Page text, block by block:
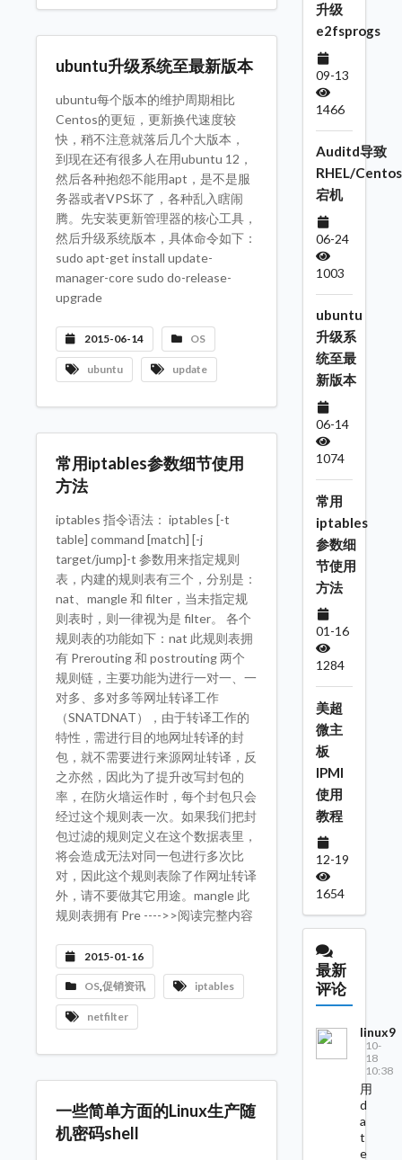
ubuntu升级系统至最新版本
ubuntu每个版本的维护周期相比
Centos的更短，更新换代速度较
快，稍不注意就落后几个大版本，
到现在还有很多人在用ubuntu 12，
然后各种抱怨不能用apt，是不是服
务器或者VPS坏了，各种乱入瞎闹
腾。先安装更新管理器的核心工具，
然后升级系统版本，具体命令如下：
sudo apt-get install update-
manager-core sudo do-release-
upgrade
2015-06-14 OS
ubuntu update
常用iptables参数细节使用
方法
iptables 指令语法： iptables [-t
table] command [match] [-j
target/jump]-t 参数用来指定规则
表，内建的规则表有三个，分别是：
nat、mangle 和 filter，当未指定规
则表时，则一律视为是 filter。 各个
规则表的功能如下：nat 此规则表拥
有 Prerouting 和 postrouting 两个
规则链，主要功能为进行一对一、一
对多、多对多等网址转译工作
（SNATDNAT），由于转译工作的
特性，需进行目的地网址转译的封
包，就不需要进行来源网址转译，反
之亦然，因此为了提升改写封包的
率，在防火墙运作时，每个封包只会
经过这个规则表一次。如果我们把封
包过滤的规则定义在这个数据表里，
将会造成无法对同一包进行多次比
对，因此这个规则表除了作网址转译
外，请不要做其它用途。mangle 此
规则表拥有 Pre ---->>阅读完整内容
2015-01-16
OS,促销资讯 iptables
netfilter
一些简单方面的Linux生产随
机密码shell
升级
e2fsprogs
09-13
1466
Auditd导致
RHEL/Centos
宕机
06-24
1003
ubuntu
升级系
统至最
新版本
06-14
1074
常用
iptables
参数细
节使用
方法
01-16
1284
美超
微主
板
IPMI
使用
教程
12-19
1654
最新
评论
linux9
10-
18
10:38
用
d
a
t
e